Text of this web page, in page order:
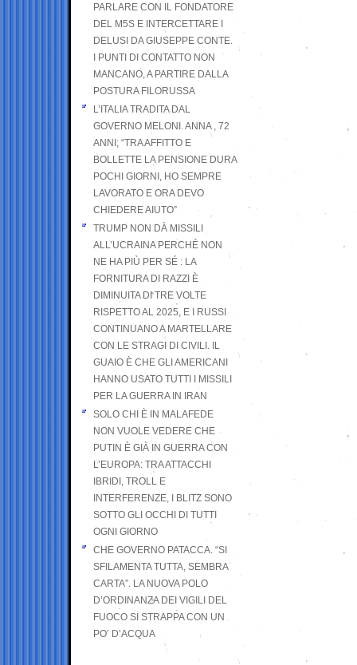
PARLARE CON IL FONDATORE
DEL M5S E INTERCETTARE I
DELUSI DA GIUSEPPE CONTE.
I PUNTI DI CONTATTO NON
MANCANO, A PARTIRE DALLA
POSTURA FILORUSSA
L’ITALIA TRADITA DAL
GOVERNO MELONI. ANNA , 72
ANNI; “TRA AFFITTO E
BOLLETTE LA PENSIONE DURA
POCHI GIORNI, HO SEMPRE
LAVORATO E ORA DEVO
CHIEDERE AIUTO”
TRUMP NON DÀ MISSILI
ALL’UCRAINA PERCHÉ NON
NE HA PIÙ PER SÉ : LA
FORNITURA DI RAZZI È
DIMINUITA DI TRE VOLTE
RISPETTO AL 2025, E I RUSSI
CONTINUANO A MARTELLARE
CON LE STRAGI DI CIVILI. IL
GUAIO È CHE GLI AMERICANI
HANNO USATO TUTTI I MISSILI
PER LA GUERRA IN IRAN
SOLO CHI È IN MALAFEDE
NON VUOLE VEDERE CHE
PUTIN È GIÀ IN GUERRA CON
L’EUROPA: TRA ATTACCHI
IBRIDI, TROLL E
INTERFERENZE, I BLITZ SONO
SOTTO GLI OCCHI DI TUTTI
OGNI GIORNO
CHE GOVERNO PATACCA. “SI
SFILAMENTA TUTTA, SEMBRA
CARTA”. LA NUOVA POLO
D’ORDINANZA DEI VIGILI DEL
FUOCO SI STRAPPA CON UN
PO’ D’ACQUA